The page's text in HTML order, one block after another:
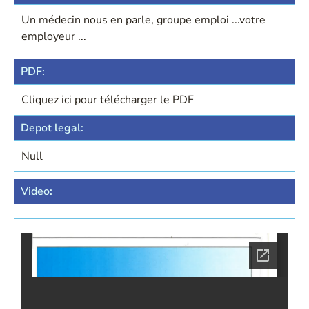
Un médecin nous en parle, groupe emploi ...votre
employeur ...
PDF:
Cliquez ici pour télécharger le PDF
Depot legal:
Null
Video: